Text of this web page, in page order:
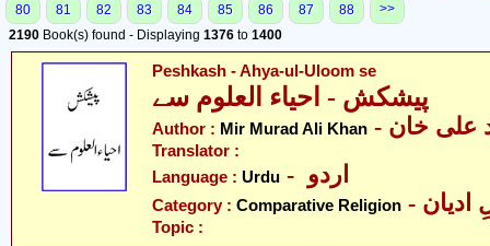
80
81 82 83 84 85 86 87 88
>>
2190 Book(s) found - Displaying 1376 to 1400
Peshkash - Ahya-ul-Uloom se
پیشکش - احیاء العلوم سے
Author : Mir Murad Ali Khan علی خان
Translator :
Language : Urdu
Category : Comparative Religion ادیان
Topic :